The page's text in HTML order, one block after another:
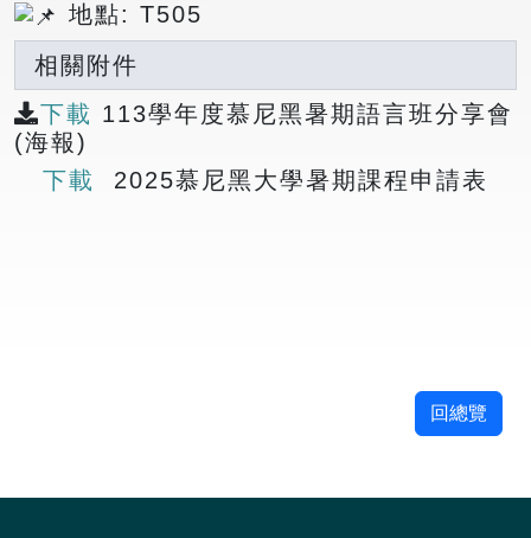
地點: T505
相關附件
下載 113學年度慕尼黑暑期語言班分享會
(海報)
下載
2025慕尼黑大學暑期課程申請表
回總覽